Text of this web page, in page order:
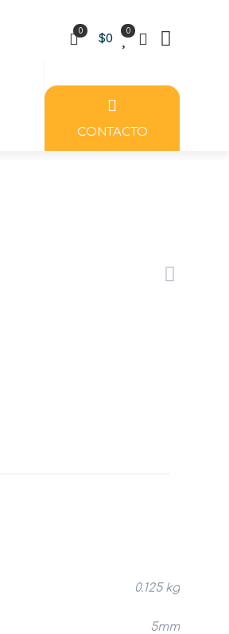
0
$0
0
CONTACTO
0.125 kg
5mm